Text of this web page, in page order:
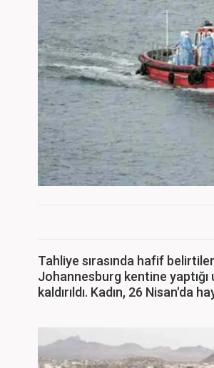
Tahliye sırasında hafif
Johannesburg kentine yaptığı
kaldırıldı. Kadın, 26 Nisan'da